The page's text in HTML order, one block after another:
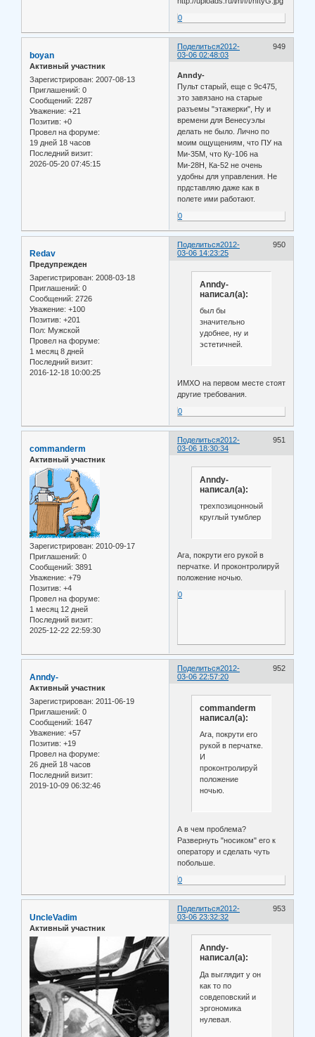
0
Поделиться 949
2012-
03-06 02:48:03
boyan
Активный участник
Зарегистрирован: 2007-08-13
Приглашений: 0
Сообщений: 2287
Уважение: +21
Позитив: +0
Провел на форуме:
19 дней 18 часов
Последний визит:
2026-05-20 07:45:15
Anndy-
Пульт старый, еще с 9с475,
это завязано на старые
разъемы "этажерки", Ну и
времени для Венесуэлы
делать не было. Лично по
моим ощущениям, что ПУ на
Ми-35М, что Ку-106 на
Ми-28Н, Ка-52 не очень
удобны для управления. Не
прдставляю даже как в
полете ими работают.
0
Поделиться 950
2012-
03-06 14:23:25
Redav
Предупрежден
Зарегистрирован: 2008-03-18
Приглашений: 0
Сообщений: 2726
Уважение: +100
Позитив: +201
Пол: Мужской
Провел на форуме:
1 месяц 8 дней
Последний визит:
2016-12-18 10:00:25
Anndy-
написал(а):
был бы
значительно
удобнее, ну и
эстетичней.
ИМХО на первом месте стоят
другие требования.
0
Поделиться 951
2012-
03-06 18:30:34
commanderm
Активный участник
Зарегистрирован: 2010-09-17
Приглашений: 0
Сообщений: 3891
Уважение: +79
Позитив: +4
Провел на форуме:
1 месяц 12 дней
Последний визит:
2025-12-22 22:59:30
Anndy-
написал(а):
трехпозицонноый
круглый тумблер
Ага, покрути его рукой в
перчатке. И проконтролируй
положение ночью.
0
Поделиться 952
2012-
03-06 22:57:20
Anndy-
Активный участник
Зарегистрирован: 2011-06-19
Приглашений: 0
Сообщений: 1647
Уважение: +57
Позитив: +19
Провел на форуме:
26 дней 18 часов
Последний визит:
2019-10-09 06:32:46
commanderm
написал(а):
Ага, покрути его
рукой в перчатке.
И
проконтролируй
положение
ночью.
А в чем проблема?
Развернуть "носиком" его к
оператору и сделать чуть
побольше.
0
Поделиться 953
2012-
03-06 23:32:32
UncleVadim
Активный участник
Anndy-
написал(а):
Да выглядит у он
как то по
совдеповский и
эргономика
нулевая.